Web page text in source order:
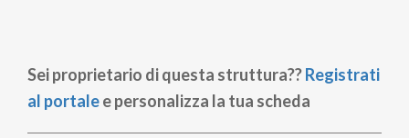
Sei proprietario di questa struttura??Registrati
al portalee personalizza la tua scheda